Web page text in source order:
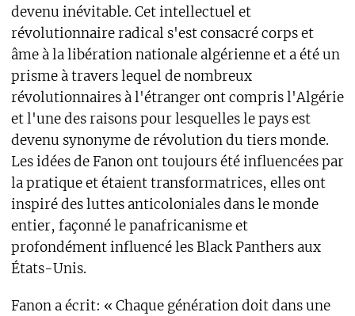
devenu inévitable. Cet intellectuel et
révolutionnaire radical s'est consacré corps et
âme à la libération nationale algérienne et a été un
prisme à travers lequel de nombreux
révolutionnaires à l'étranger ont compris l'Algérie
et l'une des raisons pour lesquelles le pays est
devenu synonyme de révolution du tiers monde.
Les idées de Fanon ont toujours été influencées par
la pratique et étaient transformatrices, elles ont
inspiré des luttes anticoloniales dans le monde
entier, façonné le panafricanisme et
profondément influencé les Black Panthers aux
États-Unis.
Fanon a écrit: « Chaque génération doit dans une